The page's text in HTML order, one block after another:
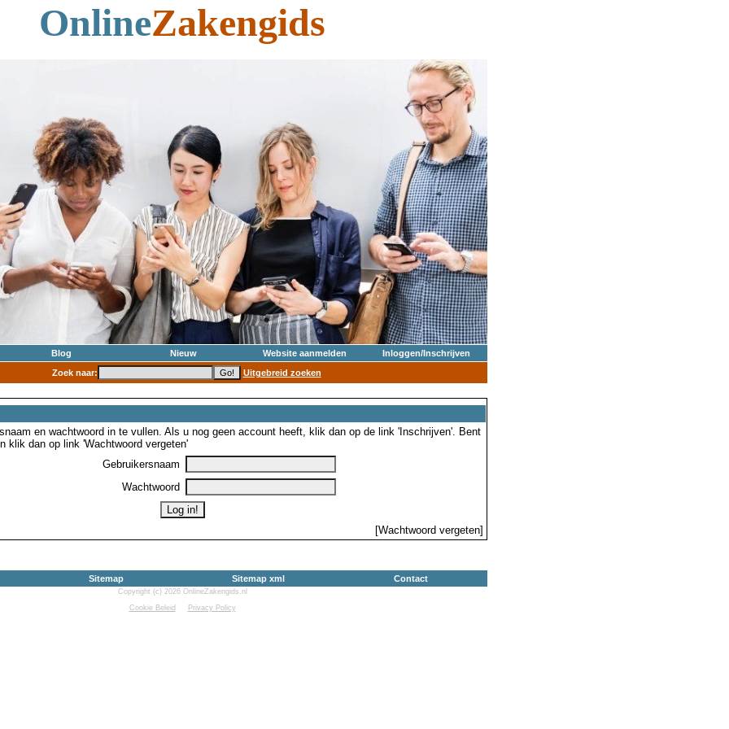
OnlineZakengids
Blog Nieuw Website aanmelden
Inloggen/Inschrijven
Zoek naar:
Uitgebreid zoeken
en wachtwoord in te vullen. Als u nog geen account heeft, klik dan op de link 'Inschrijven'. Bent
klik dan op link 'Wachtwoord vergeten'
Gebruikersnaam
Wachtwoord
[Wachtwoord vergeten]
Sitemap Sitemap xml Contact
Copyright (c) 2026 OnlineZakengids.nl
Cookie Beleid
Privacy Policy